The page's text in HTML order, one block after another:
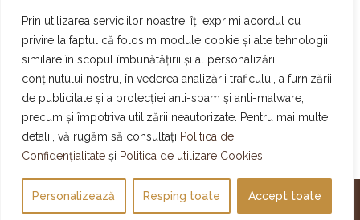
Prin utilizarea serviciilor noastre, îți exprimi acordul cu
privire la faptul că folosim module cookie și alte tehnologii
similare în scopul îmbunătățirii și al personalizării
conținutului nostru, în vederea analizării traficului, a furnizării
de publicitate și a protecției anti-spam și anti-malware,
precum și împotriva utilizării neautorizate. Pentru mai multe
detalii, vă rugăm să consultați Politica de
Confidențialitate și Politica de utilizare Cookies.
Personalizează Resping toate Accept toate
Urmărește-ne pe Instagram
Urmărește-ne pe Facebook
Urmărește-ne pe TikTok
Designed & Developed by WEDEV IT
© 2011-2025 All Rights Reserved – Palmiye Cakes&Gelato
Open